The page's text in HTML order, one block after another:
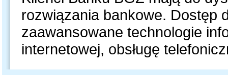
rozwiązania bankowe. Dostęp
zaawansowane technologie
internetowej, obsługę